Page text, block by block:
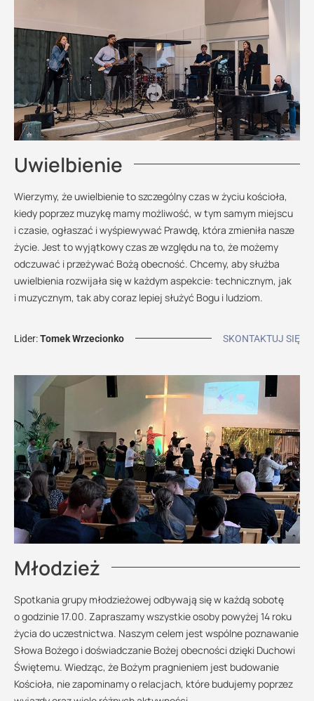
Uwielbienie
Wierzymy, że uwielbienie to szczególny czas w życiu kościoła,
kiedy poprzez muzykę mamy możliwość, w tym samym miejscu
i czasie, ogłaszać i wyśpiewywać Prawdę, która zmieniła nasze
życie. Jest to wyjątkowy czas ze względu na to, że możemy
odczuwać i przeżywać Bożą obecność. Chcemy, aby służba
uwielbienia rozwijała się w każdym aspekcie: technicznym, jak
i muzycznym, tak aby coraz lepiej służyć Bogu i ludziom.
Lider:Tomek Wrzecionko SKONTAKTUJ SIĘ
Młodzież
Spotkania grupy młodzieżowej odbywają się w każdą sobotę
o godzinie 17.00. Zapraszamy wszystkie osoby powyżej 14 roku
życia do uczestnictwa. Naszym celem jest wspólne poznawanie
Słowa Bożego i doświadczanie Bożej obecności dzięki Duchowi
Świętemu. Wiedząc, że Bożym pragnieniem jest budowanie
Kościoła, nie zapominamy o relacjach, które budujemy poprzez